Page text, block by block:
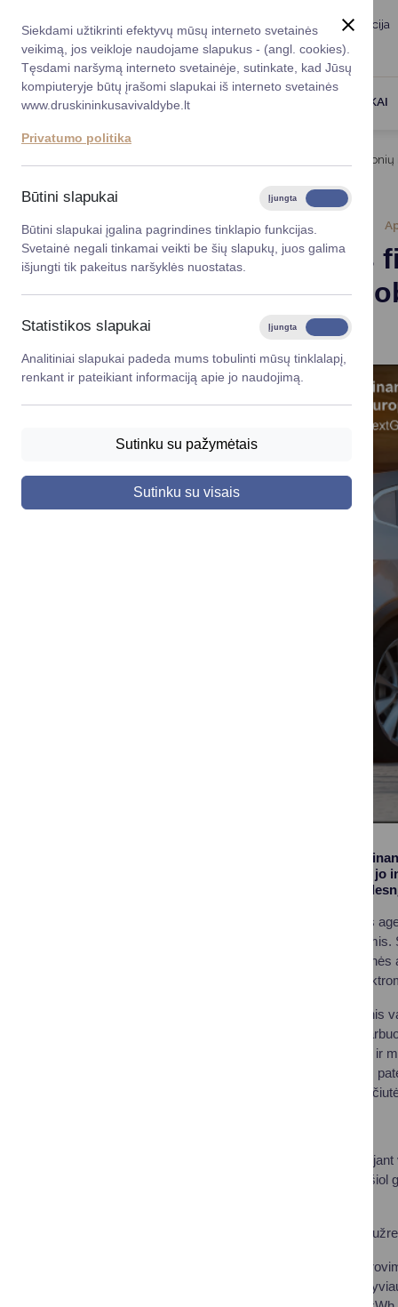
Siekdami užtikrinti efektyvų mūsų interneto svetainės
veikimą, jos veikloje naudojame slapukus - (angl. cookies).
Tęsdami naršymą interneto svetainėje, sutinkate, kad Jūsų
kompiuteryje būtų įrašomi slapukai iš interneto svetainės
www.druskininkusavivaldybe.lt
Privatumo politika
Būtini slapukai Įjungta
Būtini slapukai įgalina pagrindines tinklapio funkcijas.
Svetainė negali tinkamai veikti be šių slapukų, juos galima
išjungti tik pakeitus naršyklės nuostatas.
Statistikos slapukai Įjungta
Analitiniai slapukai padeda mums tobulinti mūsų tinklalapį,
renkant ir pateikiant informaciją apie jo naudojimą.
Sutinku su pažymėtais
Sutinku su visais
Taryba Meras
Registruokitės
Vicemerai
Mero patarėja
Administracija
Savivaldybės
Planavimo
Korupcijos
Viešieji
Lygios
Savivaldybės
Organizacinė
Karjera DUK
DRUSKININKAI
Didesnis finansavimas –
2024-09-10
Didesnis
įrengti
Spartinant
elektromobilumą ir jo
prieigas ir gauti
Lietuvos energetikos
finansavimo
galinčios gauti
proc., įsirengiant
„Tikimės, kad
privačias stoteles
paraiška gali pateikti ir
laikas nuo paraiškos
direktorė Agnė
Lietuvoje,
mln. eurų. Pagal iki
Šiuo metu Lietuvoje
Įsirengti privačias
elektrines, nes